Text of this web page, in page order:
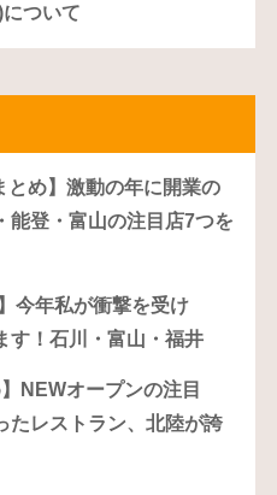
ついて
とめ】激動の年に開業の
能登・富山の注目店7つを
今年私が衝撃を受け
す！石川・富山・福井
NEWオープンの注目
たレストラン、北陸が誇